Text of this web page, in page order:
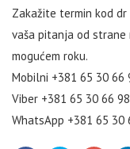
Zakažite termin kod
vaša pitanja od strane
mogućem roku.
Mobilni +381 65 30 66
Viber +381 65 30 66
WhatsApp +381 65 30